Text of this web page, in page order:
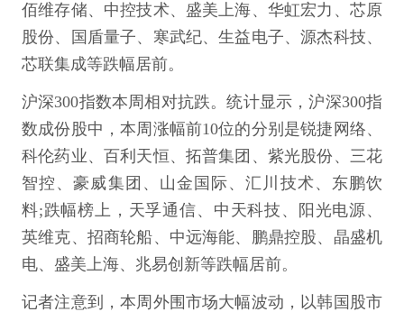
佰维存储、中控技术、盛美上海、华虹宏力、芯原
股份、国盾量子、寒武纪、生益电子、源杰科技、
芯联集成等跌幅居前。
沪深300指数本周相对抗跌。统计显示，沪深300指
数成份股中，本周涨幅前10位的分别是锐捷网络、
科伦药业、百利天恒、拓普集团、紫光股份、三花
智控、豪威集团、山金国际、汇川技术、东鹏饮
料;跌幅榜上，天孚通信、中天科技、阳光电源、
英维克、招商轮船、中远海能、鹏鼎控股、晶盛机
电、盛美上海、兆易创新等跌幅居前。
记者注意到，本周外围市场大幅波动，以韩国股市